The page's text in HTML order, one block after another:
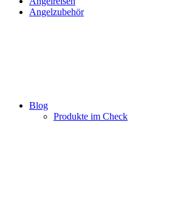
Angelzubehör
Blog
Produkte im Check